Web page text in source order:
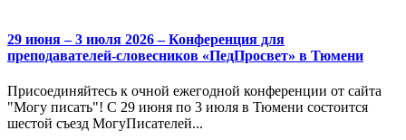
29 июня – 3 июля 2026 – Конференция для
преподавателей-словесников «ПедПросвет» в Тюмени
Присоединяйтесь к очной ежегодной конференции от сайта
"Могу писать"! С 29 июня по 3 июля в Тюмени состоится
шестой съезд МогуПисателей...